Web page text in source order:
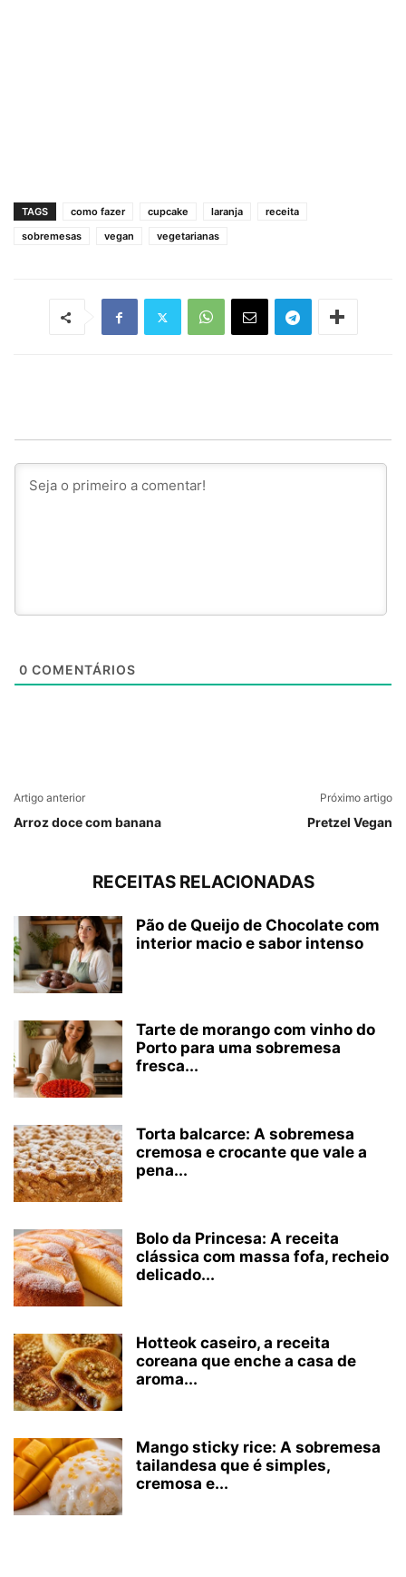
TAGS como fazer cupcake laranja
receita
sobremesas
vegan vegetarianas
0 COMENTÁRIOS
Artigo anterior
Arroz doce com banana
Próximo artigo
Pretzel Vegan
RECEITAS RELACIONADAS
Pão de Queijo de Chocolate com
interior macio e sabor intenso
Tarte de morango com vinho do
Porto para uma sobremesa
fresca...
Torta balcarce: A sobremesa
cremosa e crocante que vale a
pena...
Bolo da Princesa: A receita
clássica com massa fofa, recheio
delicado...
Hotteok caseiro, a receita
coreana que enche a casa de
aroma...
Mango sticky rice: A sobremesa
tailandesa que é simples,
cremosa e...